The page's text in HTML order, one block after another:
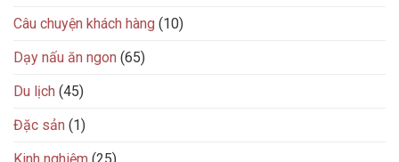
Câu chuyện khách hàng (10)
Dạy nấu ăn ngon (65)
Du lịch (45)
Đặc sản (1)